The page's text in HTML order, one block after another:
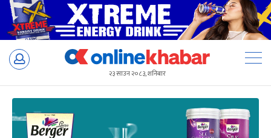
Skip
२३ साउन २०८३, शनिबार